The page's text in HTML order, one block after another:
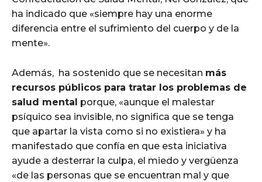
ha indicado que «siempre hay una enorme
diferencia entre el sufrimiento del cuerpo y de la
mente».
Además, ha sostenido que se necesitan más
recursos públicos para tratar los problemas de
salud mental porque, «aunque el malestar
psíquico sea invisible, no significa que se tenga
que apartar la vista como si no existiera» y ha
manifestado que confía en que esta iniciativa
ayude a desterrar la culpa, el miedo y vergüenza
«de las personas que se encuentran mal y que